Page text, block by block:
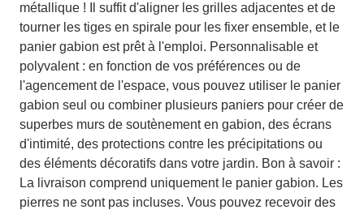
métallique ! Il suffit d'aligner les grilles adjacentes et de
tourner les tiges en spirale pour les fixer ensemble, et le
panier gabion est prêt à l'emploi. Personnalisable et
polyvalent : en fonction de vos préférences ou de
l'agencement de l'espace, vous pouvez utiliser le panier
gabion seul ou combiner plusieurs paniers pour créer de
superbes murs de soutènement en gabion, des écrans
d'intimité, des protections contre les précipitations ou
des éléments décoratifs dans votre jardin. Bon à savoir :
La livraison comprend uniquement le panier gabion. Les
pierres ne sont pas incluses. Vous pouvez recevoir des